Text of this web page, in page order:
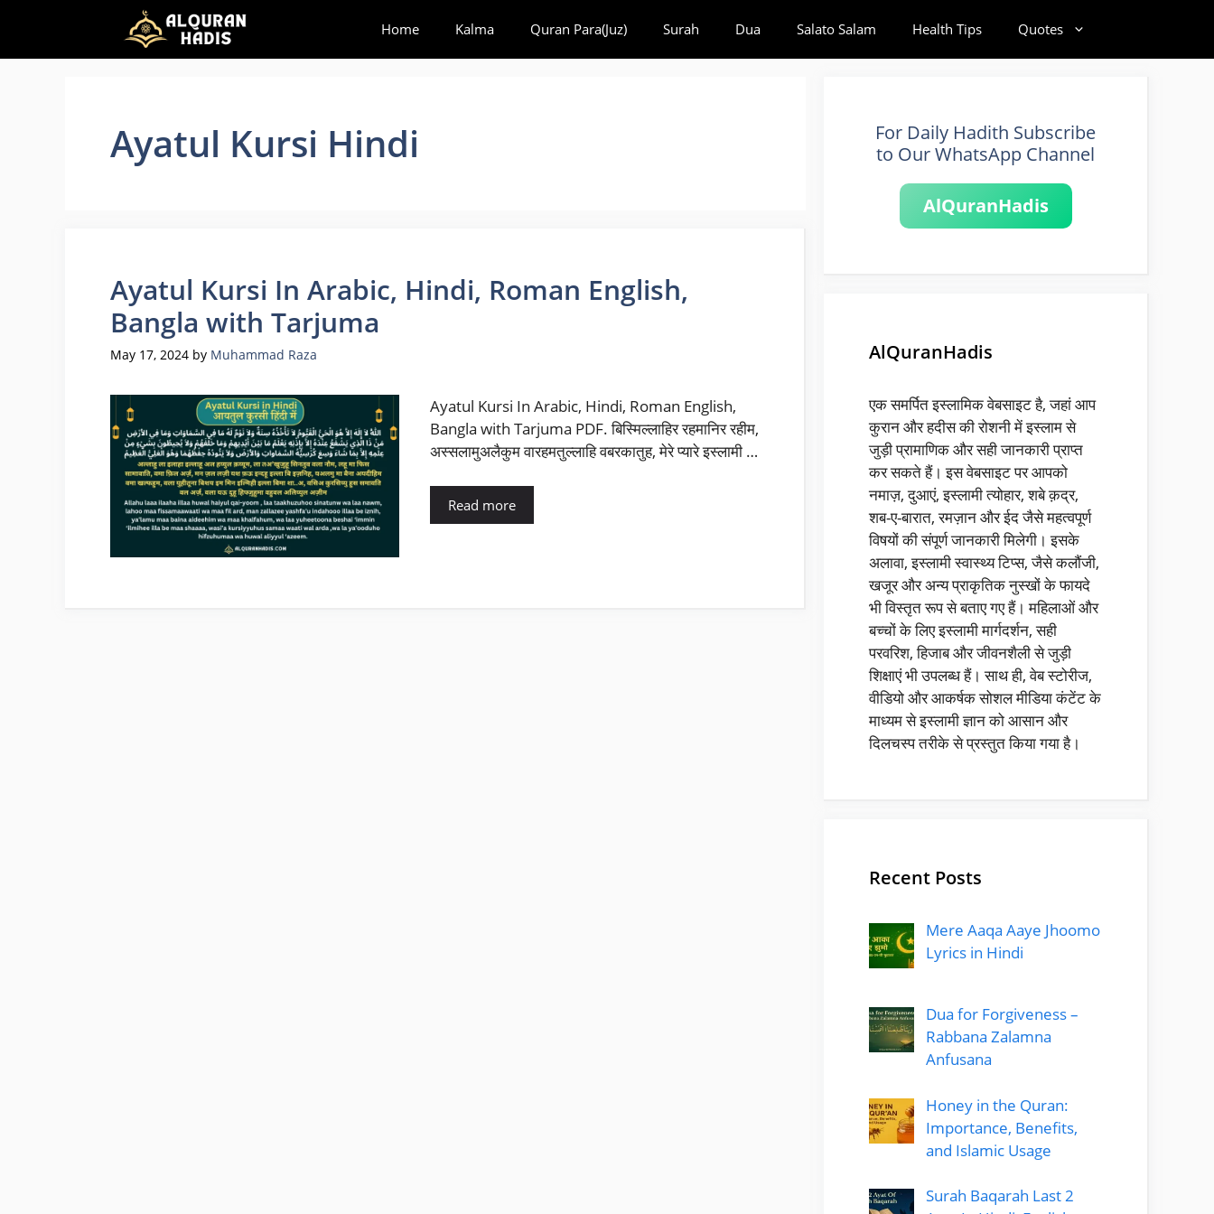
content
Home Kalma Quran Para(Juz) Surah Dua Salato Salam Health Tips Quotes
Ayatul Kursi Hindi
Ayatul Kursi In Arabic, Hindi, Roman English,
Bangla with Tarjuma
May 17, 2024 by Muhammad Raza
Ayatul Kursi In Arabic, Hindi, Roman English,
Bangla with Tarjuma PDF. बिस्मिल्लाहिर रहमानिर रहीम,
अस्सलामुअलैकुम वारहमतुल्लाहि वबरकातुह, मेरे प्यारे इस्लामी …
Read more
For Daily Hadith Subscribe
to Our WhatsApp Channel
AlQuranHadis
AlQuranHadis
एक समर्पित इस्लामिक वेबसाइट है, जहां आप
कुरान और हदीस की रोशनी में इस्लाम से
जुड़ी प्रामाणिक और सही जानकारी प्राप्त
कर सकते हैं। इस वेबसाइट पर आपको
नमाज़, दुआएं, इस्लामी त्योहार, शबे क़द्र,
शब-ए-बारात, रमज़ान और ईद जैसे महत्वपूर्ण
विषयों की संपूर्ण जानकारी मिलेगी। इसके
अलावा, इस्लामी स्वास्थ्य टिप्स, जैसे कलौंजी,
खजूर और अन्य प्राकृतिक नुस्खों के फायदे
भी विस्तृत रूप से बताए गए हैं। महिलाओं और
बच्चों के लिए इस्लामी मार्गदर्शन, सही
परवरिश, हिजाब और जीवनशैली से जुड़ी
शिक्षाएं भी उपलब्ध हैं। साथ ही, वेब स्टोरीज,
वीडियो और आकर्षक सोशल मीडिया कंटेंट के
माध्यम से इस्लामी ज्ञान को आसान और
दिलचस्प तरीके से प्रस्तुत किया गया है।
Recent Posts
Mere Aaqa Aaye Jhoomo
Lyrics in Hindi
Dua for Forgiveness –
Rabbana Zalamna
Anfusana
Honey in the Quran:
Importance, Benefits,
and Islamic Usage
Surah Baqarah Last 2